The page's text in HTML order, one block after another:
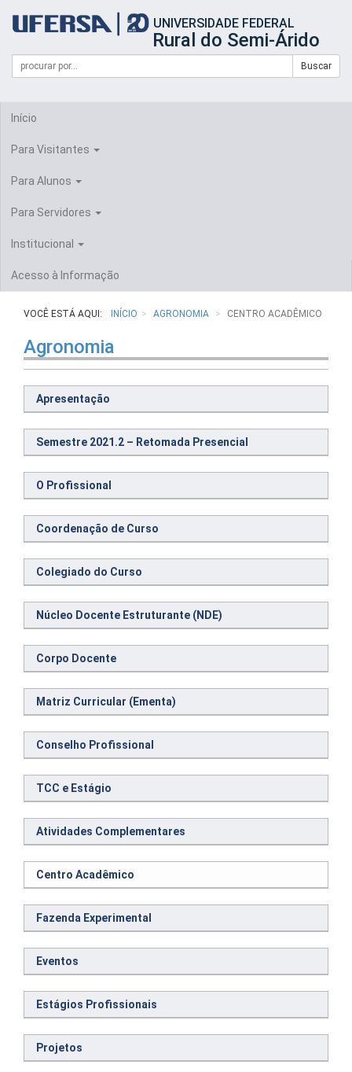
portal
UFERSA
UNIVERSIDADE FEDERAL
Rural do Semi-Árido
Formulário
Busca
Campo
de
Buscar
Início
Para Visitantes
Para Alunos
Para Servidores
Institucional
Acesso à Informação
VOCÊ ESTÁ AQUI: INÍCIO AGRONOMIA CENTRO ACADÊMICO
Agronomia
Apresentação
Semestre 2021.2 – Retomada Presencial
O Profissional
Coordenação de Curso
Colegiado do Curso
Núcleo Docente Estruturante (NDE)
Corpo Docente
Matriz Curricular (Ementa)
Conselho Profissional
TCC e Estágio
Atividades Complementares
Centro Acadêmico
Fazenda Experimental
Eventos
Estágios Profissionais
Projetos